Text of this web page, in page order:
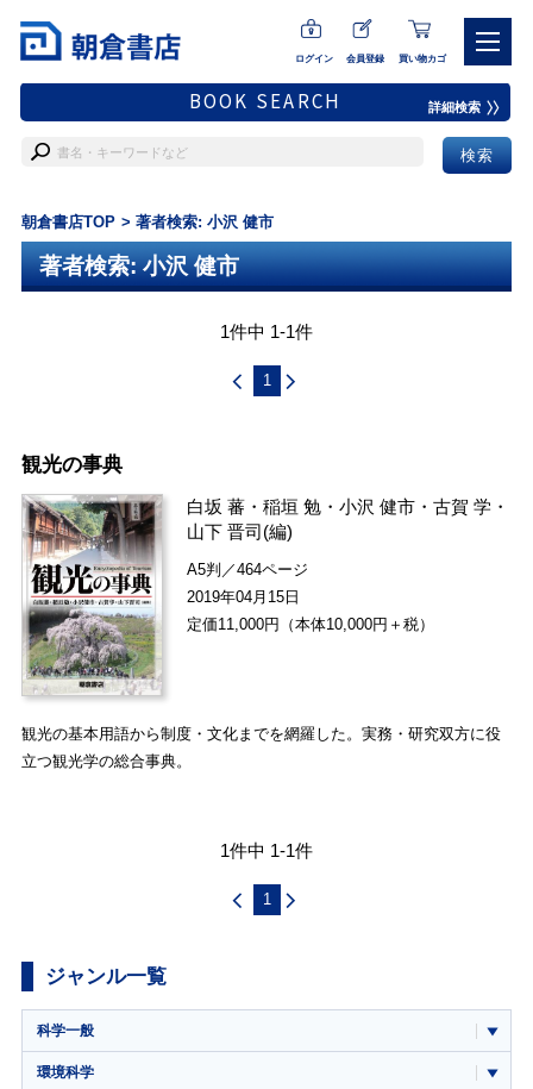
ログイン 会員登録 買い物カゴ
BOOK SEARCH 詳細検索
朝倉書店TOP 著者検索: 小沢 健市
著者検索: 小沢 健市
1件中 1-1件
1
観光の事典
白坂 蕃 ・稲垣 勉 ・小沢 健市 ・古賀 学 ・
山下 晋司(編)
A5判／464ページ
2019年04月15日
定価11,000円（本体10,000円＋税）
観光の基本用語から制度・文化までを網羅した。実務・研究双方に役
立つ観光学の総合事典。
1件中 1-1件
1
ジャンル一覧
科学一般
環境科学